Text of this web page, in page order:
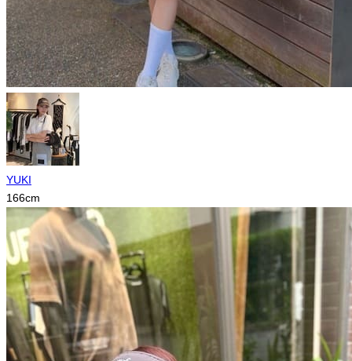
YUKI
166cm